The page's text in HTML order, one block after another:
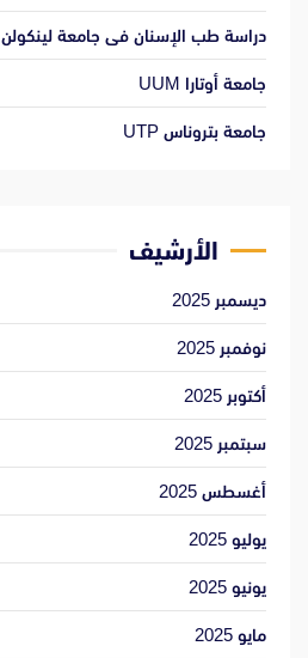
دراسة طب الإسنان فى جامعة لينكولن
جامعة أوتارا UUM
جامعة بتروناس UTP
الأرشيف
ديسمبر 2025
نوفمبر 2025
أكتوبر 2025
سبتمبر 2025
أغسطس 2025
يوليو 2025
يونيو 2025
مايو 2025